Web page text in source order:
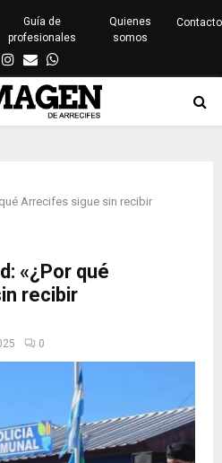
Guía de
profesionales
Quienes
somos
Contacto
Instagram
EmailWhatsapp
Arrecifes sigue sin recibir
«¿Por qué
recibir
0